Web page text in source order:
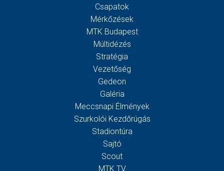
Csapatok
Mérkőzések
MTK Budapest
Múltidézés
Stratégia
Vezetőség
Gedeon
Galéria
Meccsnapi Élmények
Szurkolói Kezdőrúgás
Stadiontúra
Sajtó
Scout
MTK TV